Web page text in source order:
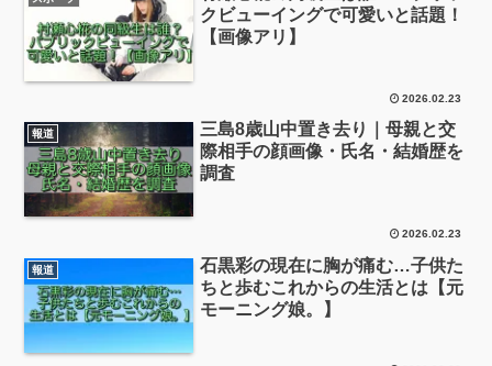
クビューイングで可愛いと話題！
【画像アリ】
2026.02.23
報道
三島8歳山中置き去り｜母親と交
際相手の顔画像・氏名・結婚歴を
調査
2026.02.23
報道
石黒彩の現在に胸が痛む…子供た
ちと歩むこれからの生活とは【元
モーニング娘。】